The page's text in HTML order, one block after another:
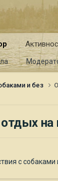
и без
на
с собаками